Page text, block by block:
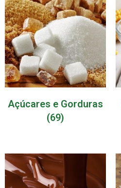
Açúcares e Gorduras
(69)